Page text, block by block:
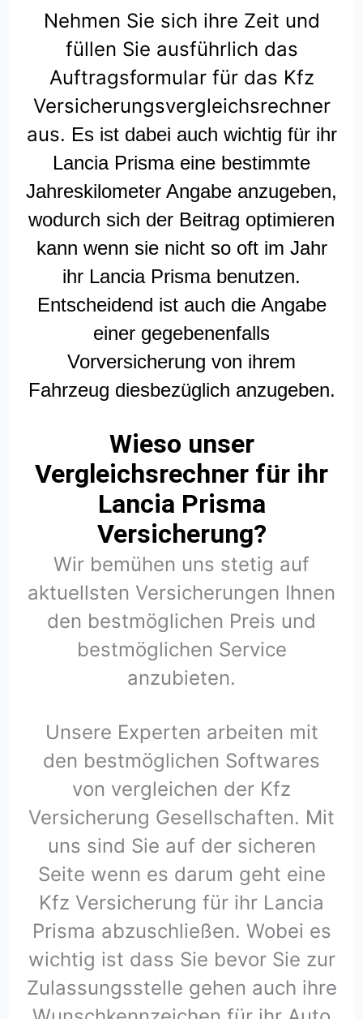
Nehmen Sie sich ihre Zeit und
füllen Sie ausführlich das
Auftragsformular für das Kfz
Versicherungsvergleichsrechner
aus. Es ist dabei auch wichtig für ihr
Lancia Prisma eine bestimmte
Jahreskilometer Angabe anzugeben,
wodurch sich der Beitrag optimieren
kann wenn sie nicht so oft im Jahr
ihr Lancia Prisma benutzen.
Entscheidend ist auch die Angabe
einer gegebenenfalls
Vorversicherung von ihrem
Fahrzeug diesbezüglich anzugeben.
Wieso unser
Vergleichsrechner für ihr
Lancia Prisma
Versicherung?
Wir bemühen uns stetig auf
aktuellsten Versicherungen Ihnen
den bestmöglichen Preis und
bestmöglichen Service
anzubieten.
Unsere Experten arbeiten mit
den bestmöglichen Softwares
von vergleichen der Kfz
Versicherung Gesellschaften. Mit
uns sind Sie auf der sicheren
Seite wenn es darum geht eine
Kfz Versicherung für ihr Lancia
Prisma abzuschließen. Wobei es
wichtig ist dass Sie bevor Sie zur
Zulassungsstelle gehen auch ihre